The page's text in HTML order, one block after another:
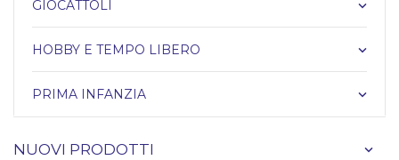
GIOCATTOLI keyboard_arrow_down
HOBBY E TEMPO LIBERO keyboard_arrow_down
PRIMA INFANZIA keyboard_arrow_down
NUOVI PRODOTTI